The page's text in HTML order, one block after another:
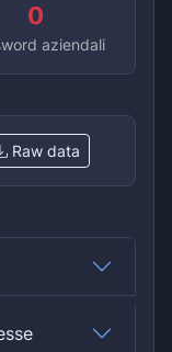
0
aziendali
Raw data